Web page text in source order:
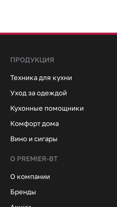
ПРОДУКЦИЯ
Техника для кухни
Уход за одеждой
Кухонные помощники
Комфорт дома
Вино и сигары
О PREMIER-BT
О компании
Бренды